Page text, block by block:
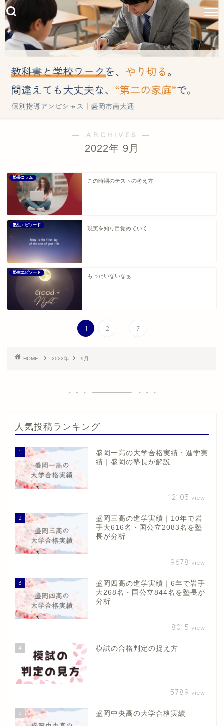
― ARCHIVES ―
2022年 9月
塾長コラム
この時期のテストの考え方
塾生エピソード
現実を知り目覚めていく
塾生エピソード
もったいないなぁ
1 2 ... 7
HOME 2022年 9月
人気投稿ランキング
1
盛岡一高の大学合格実績・進学実
績｜盛岡の塾長が解説
12103 view
2
盛岡三高の進学実績｜10年で岩
手大616名・国公立2083名を塾
長が分析
9678 view
3
盛岡四高の進学実績｜6年で岩手
大268名・国公立844名を塾長が
分析
8015 view
4 模試の合格判定の捉え方
5789 view
5 盛岡中央高の大学合格実績